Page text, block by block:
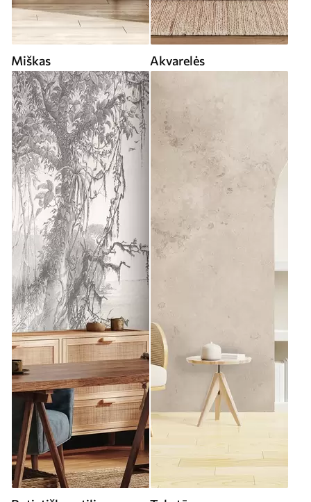
Miškas Akvarelės